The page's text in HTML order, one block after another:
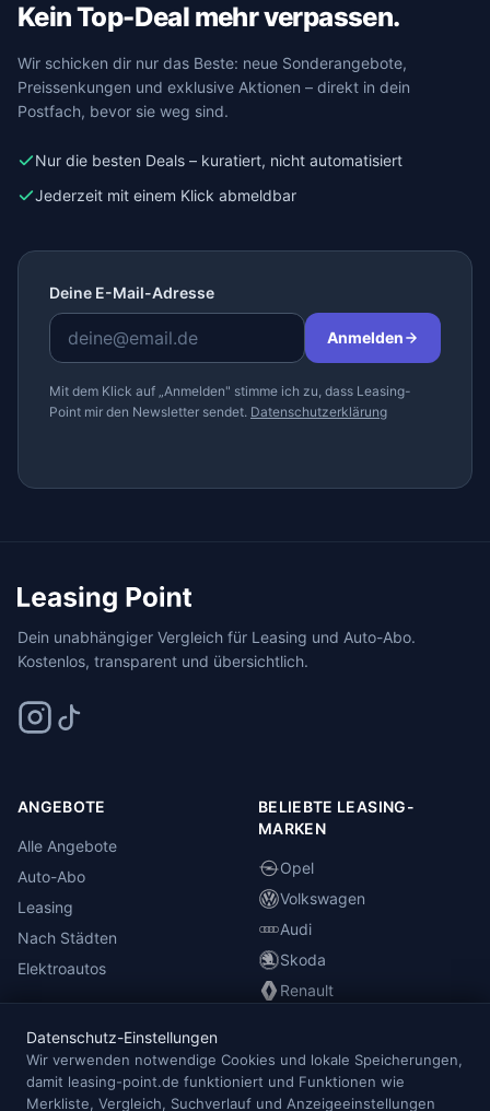
Kein Top-Deal mehr verpassen.
Wir schicken dir nur das Beste: neue Sonderangebote,
Preissenkungen und exklusive Aktionen – direkt in dein
Postfach, bevor sie weg sind.
Nur die besten Deals – kuratiert, nicht automatisiert
Jederzeit mit einem Klick abmeldbar
Deine E-Mail-Adresse
Anmelden
Mit dem Klick auf „Anmelden" stimme ich zu, dass Leasing-
Point mir den Newsletter sendet. Datenschutzerklärung
Dein unabhängiger Vergleich für Leasing und Auto-Abo.
Kostenlos, transparent und übersichtlich.
ANGEBOTE
Alle Angebote
Auto-Abo
Leasing
Nach Städten
Elektroautos
BELIEBTE LEASING-
MARKEN
Opel
Volkswagen
Audi
Skoda
Renault
INFORMATIONEN
Anbieterübersicht
Datenschutz-Einstellungen
Wir verwenden notwendige Cookies und lokale Speicherungen,
damit leasing-point.de funktioniert und Funktionen wie
Merkliste, Vergleich, Suchverlauf und Anzeigeeinstellungen